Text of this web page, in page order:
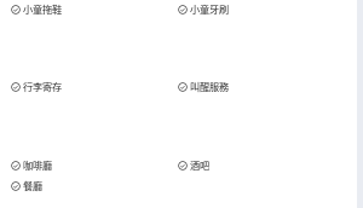
小童拖鞋
小童牙刷
行李寄存
叫醒服務
咖啡廳
酒吧
餐廳